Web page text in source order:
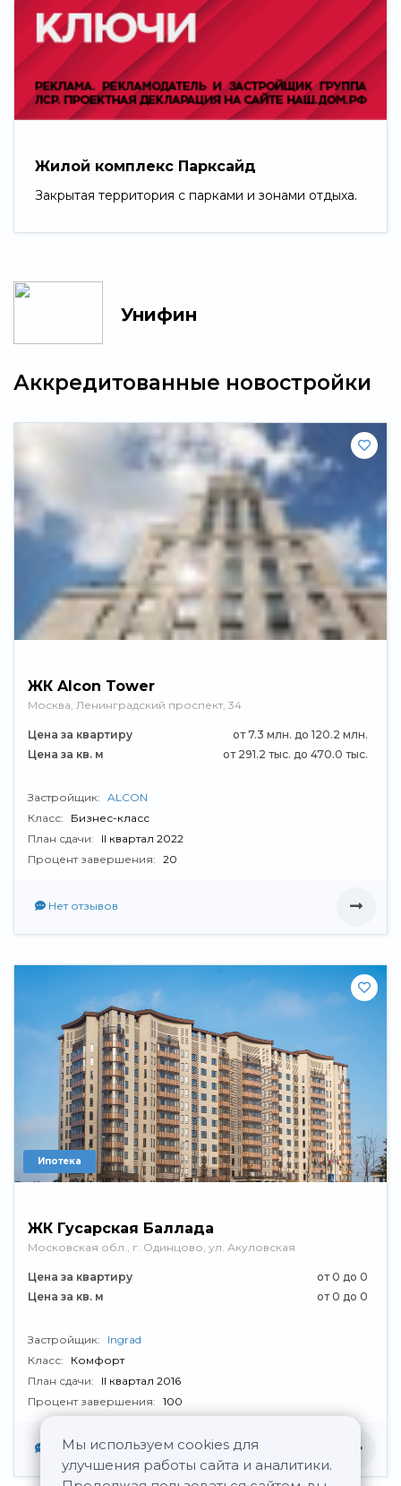
Мы используем cookies для
улучшения работы сайта и аналитики.
Жилой комплекс Парксайд
Закрытая территория с парками и зонами отдыха.
Унифин
Аккредитованные новостройки
ЖК Alcon Tower
Москва, Ленинградский проспект, 34
Цена за квартиру
от 7.3 млн. до 120.2 млн.
Цена за кв. м
от 291.2 тыс. до 470.0 тыс.
Застройщик: ALCON
Класс:
Бизнес-класс
План сдачи:
II квартал 2022
Процент завершения: 20
Нет отзывов
Ипотека
ЖК Гусарская Баллада
Московская обл., г. Одинцово, ул. Акуловская
Цена за квартиру
от 0 до 0
Цена за кв. м
от 0 до 0
Застройщик:
Ingrad
Класс:
Комфорт
План сдачи:
II квартал 2016
Процент завершения: 100
Нет отзывов